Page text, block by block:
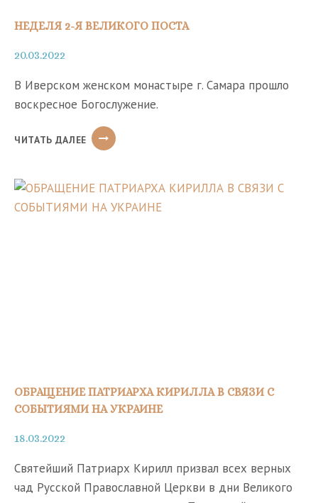
НЕДЕЛЯ 2-Я ВЕЛИКОГО ПОСТА
20.03.2022
В Иверском женском монастыре г. Самара прошло
воскресное Богослужение.
ЧИТАТЬ ДАЛЕЕ
НЕДЕЛЯ
2-
ПОСТА
ОБРАЩЕНИЕ ПАТРИАРХА КИРИЛЛА В СВЯЗИ С
СОБЫТИЯМИ НА УКРАИНЕ
18.03.2022
Святейший Патриарх Кирилл призвал всех верных
чад Русской Православной Церкви в дни Великого